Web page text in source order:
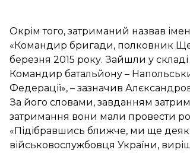
Окрім того, затриманий назвав
«Командир бригади, полковник
березня 2015 року. Зайшли у складі
Командир батальйону –
Федерації», – зазначив
За його словами, завданням
затримання вони мали провести
«Підібравшись ближче, ми ще
військовослужбовця України,